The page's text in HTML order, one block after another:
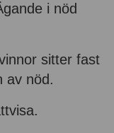
i nöd
sitter fast
av nöd.